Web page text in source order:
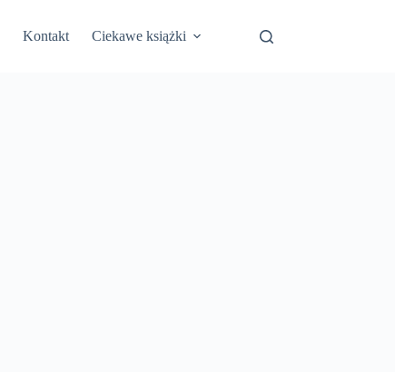
Kontakt Ciekawe książki